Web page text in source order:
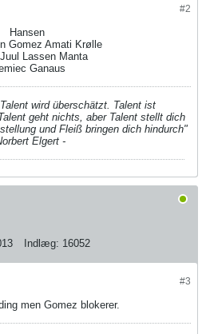
#2
Hansen
Gomez Amati Krølle
Lassen Manta
Ganaus
wird überschätzt. Talent ist
geht nichts, aber Talent stellt dich
und Fleiß bringen dich hindurch"
Elgert -
Indlæg: 16052
#3
men Gomez blokerer.